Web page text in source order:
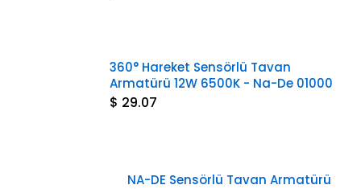
360° Hareket Sensörlü Tavan
Armatürü 12W 6500K - Na-De 01000
$ 29.07
NA-DE Sensörlü Tavan Armatürü